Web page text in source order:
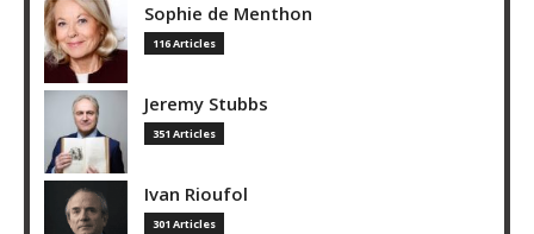
Sophie de Menthon
116 Articles
Jeremy Stubbs
351 Articles
Ivan Rioufol
301 Articles